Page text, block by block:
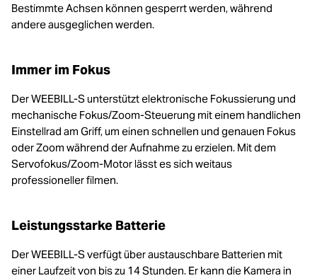
Bestimmte Achsen können gesperrt werden, während
andere ausgeglichen werden.
Immer im Fokus
Der WEEBILL-S unterstützt elektronische Fokussierung und
mechanische Fokus/Zoom-Steuerung mit einem handlichen
Einstellrad am Griff, um einen schnellen und genauen Fokus
oder Zoom während der Aufnahme zu erzielen. Mit dem
Servofokus/Zoom-Motor lässt es sich weitaus
professioneller filmen.
Leistungsstarke Batterie
Der WEEBILL-S verfügt über austauschbare Batterien mit
einer Laufzeit von bis zu 14 Stunden. Er kann die Kamera in